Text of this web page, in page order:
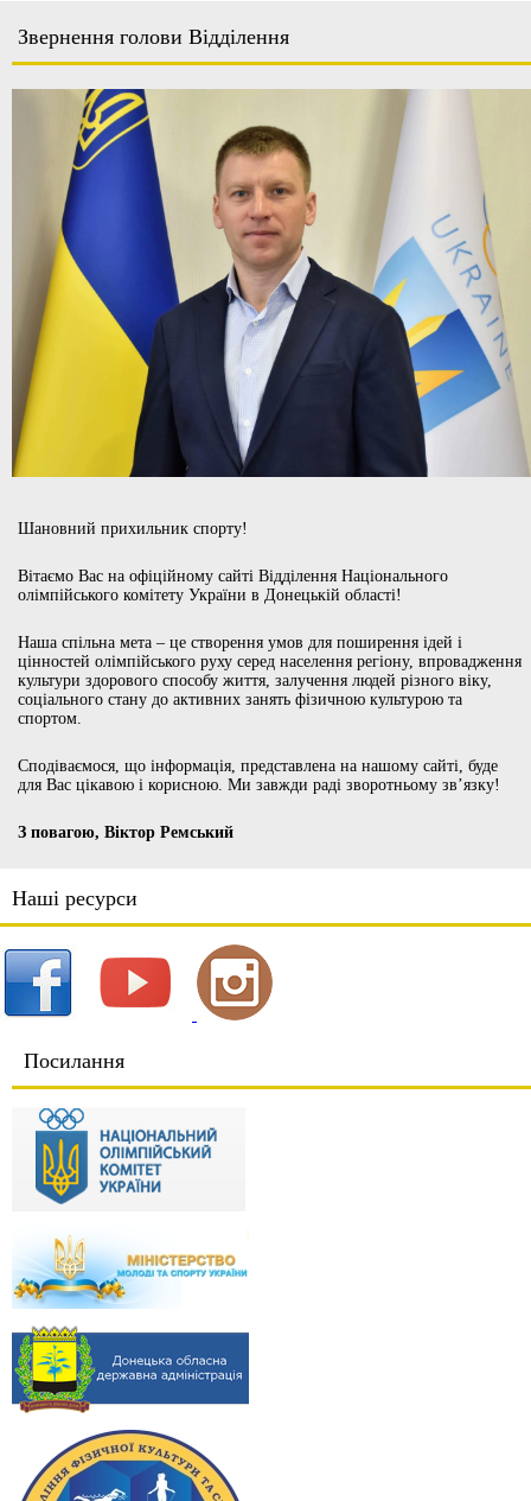
Звернення голови Відділення
Шановний прихильник спорту!
Вітаємо Вас на офіційному сайті Відділення Національного
олімпійського комітету України в Донецькій області!
Наша спільна мета – це створення умов для поширення ідей і
цінностей олімпійського руху серед населення регіону, впровадження
культури здорового способу життя, залучення людей різного віку,
соціального стану до активних занять фізичною культурою та
спортом.
Сподіваємося, що інформація, представлена на нашому сайті, буде
для Вас цікавою і корисною. Ми завжди раді зворотньому зв’язку!
З повагою, Віктор Ремський
Наші ресурси
Посилання